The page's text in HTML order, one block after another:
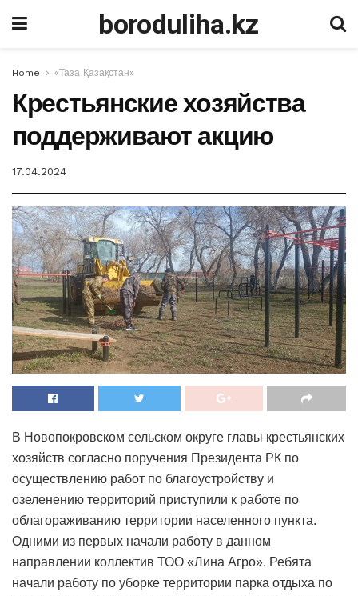
boroduliha.kz
Home «Таза Қазақстан»
Крестьянские хозяйства
поддерживают акцию
17.04.2024
В Новопокровском сельском округе главы крестьянских
хозяйств согласно поручения Президента РК по
осуществлению работ по благоустройству и
озеленению территорий приступили к работе по
облагораживанию территории населенного пункта.
Одними из первых начали работу в данном
направлении коллектив ТОО «Лина Агро». Ребята
начали работу по уборке территории парка отдыха по